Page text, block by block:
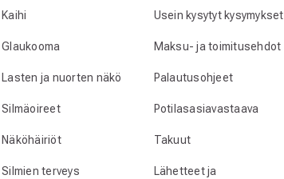
Kaihi
Glaukooma
Lasten ja nuorten näkö
Silmäoireet
Näköhäiriöt
Silmien terveys
Usein kysytyt kysymykset
Maksu- ja toimitusehdot
Palautusohjeet
Potilasasiavastaava
Takuut
Lähetteet ja